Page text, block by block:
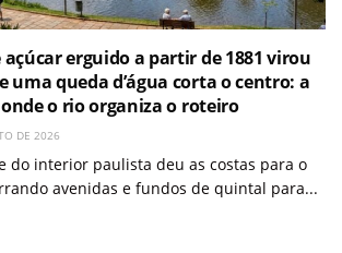
erguido a partir de 1881 virou
uma queda d’água corta o centro: a
o rio organiza o roteiro
DE 2026
do interior paulista deu as costas para o
avenidas e fundos de quintal para...